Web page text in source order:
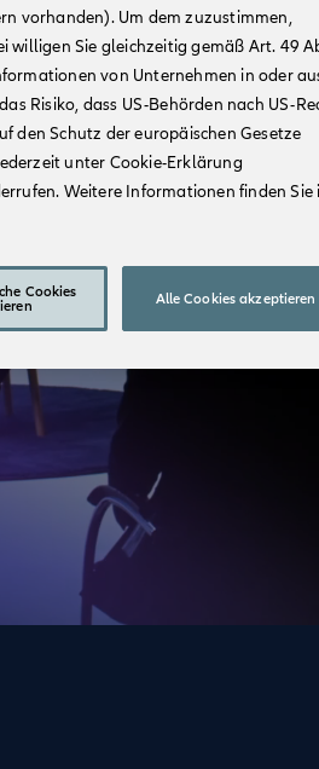
vorhanden). Um dem zuzustimmen,
willigen Sie gleichzeitig gemäß Art. 49
von Unternehmen in oder
Risiko, dass US-Behörden nach US-
den Schutz der europäischen Gesetze
unter Cookie-Erklärung
Weitere Informationen finden Sie
Cookies
Alle Cookies akzeptieren